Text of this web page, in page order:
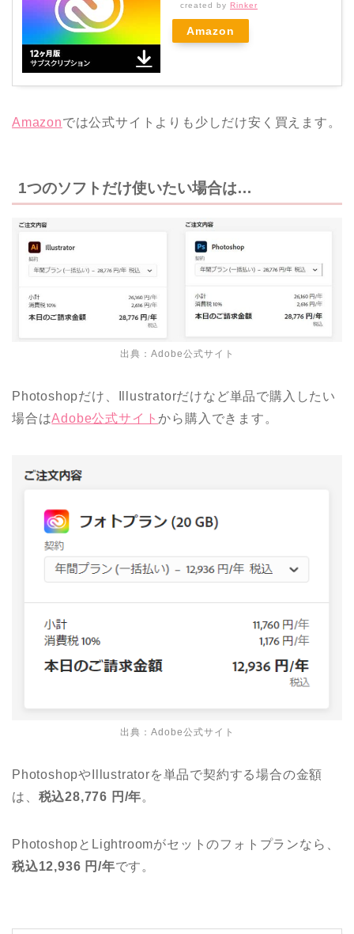
created by Rinker
Amazon
Amazonでは公式サイトよりも少しだけ安く買えます。
1つのソフトだけ使いたい場合は…
出典： Adobe公式サイト
Photoshopだけ、Illustratorだけなど単品で購入したい
場合はAdobe公式サイトから購入できます。
出典： Adobe公式サイト
PhotoshopやIllustratorを単品で契約する場合の金額
は、 税込28,776 円/年。
PhotoshopとLightroomがセットのフォトプランなら、
税込12,936 円/年です。